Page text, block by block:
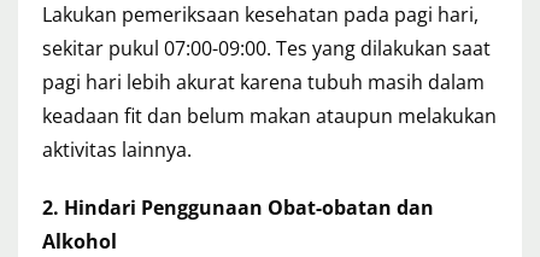
Lakukan pemeriksaan kesehatan pada pagi hari,
sekitar pukul 07:00-09:00. Tes yang dilakukan saat
pagi hari lebih akurat karena tubuh masih dalam
keadaan fit dan belum makan ataupun melakukan
aktivitas lainnya.
2. Hindari Penggunaan Obat-obatan dan
Alkohol